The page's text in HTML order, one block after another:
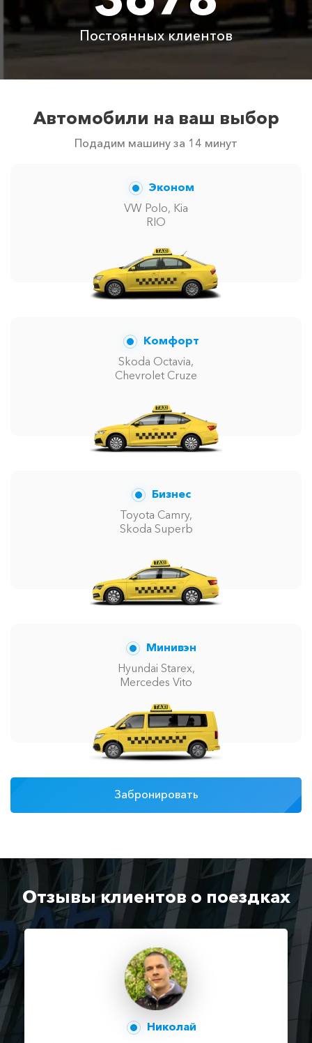
автомобилей в г Гурзуф. Точную цену вам сообщит
менеджер при заказе.
Постоянных клиентов
Автомобили на ваш выбор
Подадим машину за 14 минут
Эконом
VW Polo, Kia
RIO
Комфорт
Skoda Octavia,
Chevrolet Cruze
Бизнес
Toyota Camry,
Skoda Superb
Минивэн
Hyundai Starex,
Mercedes Vito
Забронировать
Отзывы клиентов о поездках
Николай